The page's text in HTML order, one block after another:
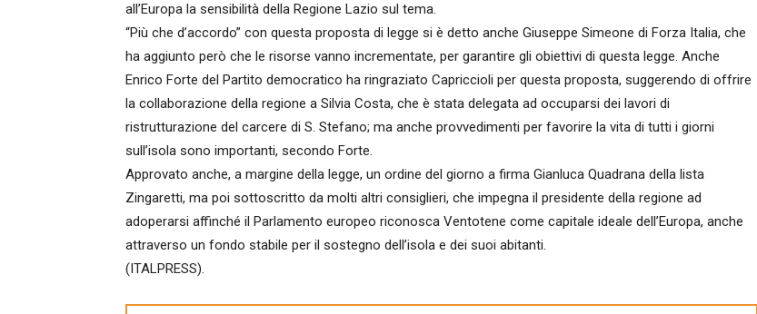
all’Europa la sensibilità della Regione Lazio sul tema.
“Più che d’accordo” con questa proposta di legge si è detto anche Giuseppe Simeone di Forza Italia, che
ha aggiunto però che le risorse vanno incrementate, per garantire gli obiettivi di questa legge. Anche
Enrico Forte del Partito democratico ha ringraziato Capriccioli per questa proposta, suggerendo di offrire
la collaborazione della regione a Silvia Costa, che è stata delegata ad occuparsi dei lavori di
ristrutturazione del carcere di S. Stefano; ma anche provvedimenti per favorire la vita di tutti i giorni
sull’isola sono importanti, secondo Forte.
Approvato anche, a margine della legge, un ordine del giorno a firma Gianluca Quadrana della lista
Zingaretti, ma poi sottoscritto da molti altri consiglieri, che impegna il presidente della regione ad
adoperarsi affinché il Parlamento europeo riconosca Ventotene come capitale ideale dell’Europa, anche
attraverso un fondo stabile per il sostegno dell’isola e dei suoi abitanti.
(ITALPRESS).